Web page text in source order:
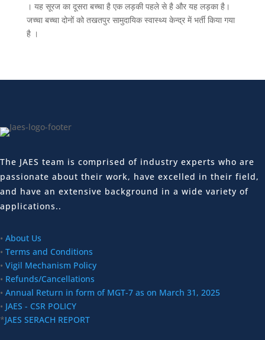
। यह सूरज का दूसरा बच्चा है एक लड़की पहले से है और यह लड़का है।
जच्चा बच्चा दोनों को तखतपुर सामुदायिक स्वास्थ्य केन्द्र में भर्ती किया गया
है ।
The JAES team is comprised of industry experts who are
passionate about their work, have excelled in their field,
and have an extensive background in a wide variety of
applications..
• About Us
• Terms and Conditions
• Vigil Mechanism Policy
• Refunds/Cancellations
• Annual Return in form of MGT-7 as on March 31, 2025
• JAES - CSR POLICY
*JAES SERACH REPORT